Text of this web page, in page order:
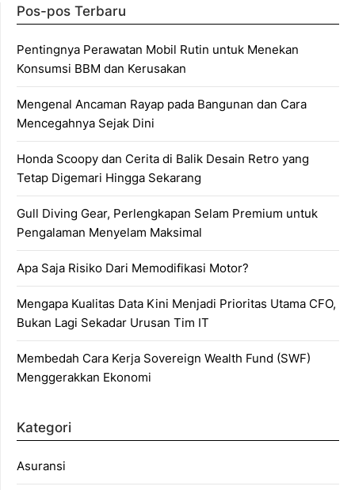
Pos-pos Terbaru
Pentingnya Perawatan Mobil Rutin untuk Menekan
Konsumsi BBM dan Kerusakan
Mengenal Ancaman Rayap pada Bangunan dan Cara
Mencegahnya Sejak Dini
Honda Scoopy dan Cerita di Balik Desain Retro yang
Tetap Digemari Hingga Sekarang
Gull Diving Gear, Perlengkapan Selam Premium untuk
Pengalaman Menyelam Maksimal
Apa Saja Risiko Dari Memodifikasi Motor?
Mengapa Kualitas Data Kini Menjadi Prioritas Utama CFO,
Bukan Lagi Sekadar Urusan Tim IT
Membedah Cara Kerja Sovereign Wealth Fund (SWF)
Menggerakkan Ekonomi
Kategori
Asuransi